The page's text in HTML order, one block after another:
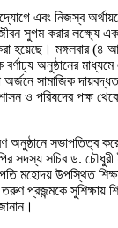
এবং নিজস্ব
সুগম করার
হয়েছে। মঙ্গলবার (৪
অনুষ্ঠানের
সামাজিক
ও পরিষদের পক্ষ
সভাপতিত্ব
সদস্য সচিব ড. চৌধুরী
মহোদয় উপস্থিত
প্রজন্মকে সুশিক্ষায়